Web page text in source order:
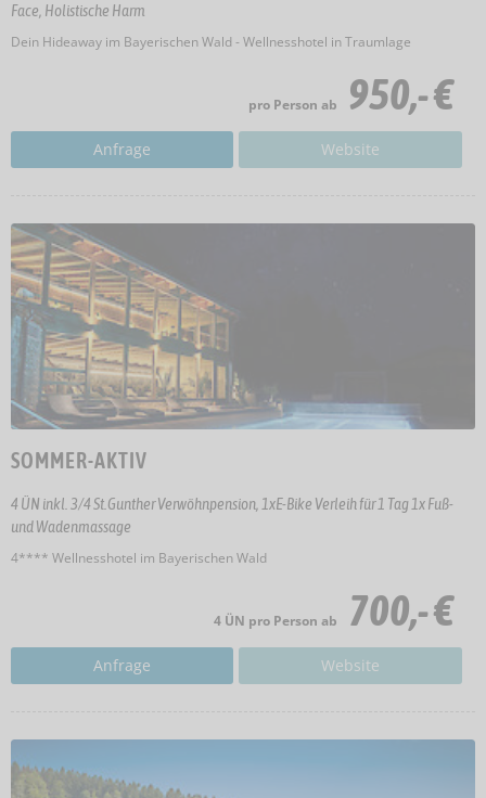
Face, Holistische Harm
Dein Hideaway im Bayerischen Wald - Wellnesshotel in Traumlage
pro Person ab 950,- €
Anfrage Website
SOMMER-AKTIV
4 ÜN inkl. 3/4 St.Gunther Verwöhnpension, 1xE-Bike Verleih für 1 Tag 1x Fuß-
und Wadenmassage
4**** Wellnesshotel im Bayerischen Wald
4 ÜN pro Person ab 700,- €
Anfrage Website